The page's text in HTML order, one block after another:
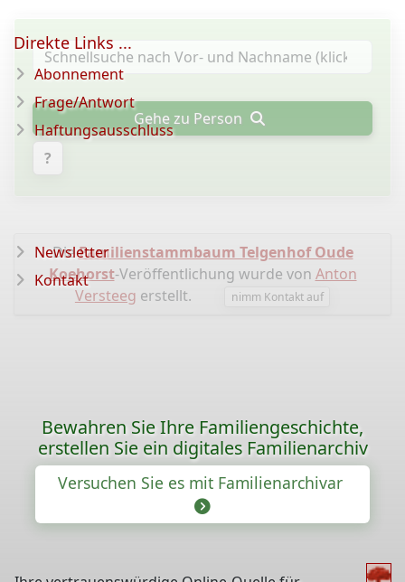
Gehe zu Person
?
DieFamilienstammbaum Telgenhof Oude
Koehorst-Veröffentlichung wurde von Anton
Versteeg erstellt. nimm Kontakt auf
Direkte Links ...
Abonnement
Frage/Antwort
Haftungsausschluss
Newsletter
Kontakt
Bewahren Sie Ihre Familiengeschichte,
erstellen Sie ein digitales Familienarchiv
Versuchen Sie es mit Familienarchivar